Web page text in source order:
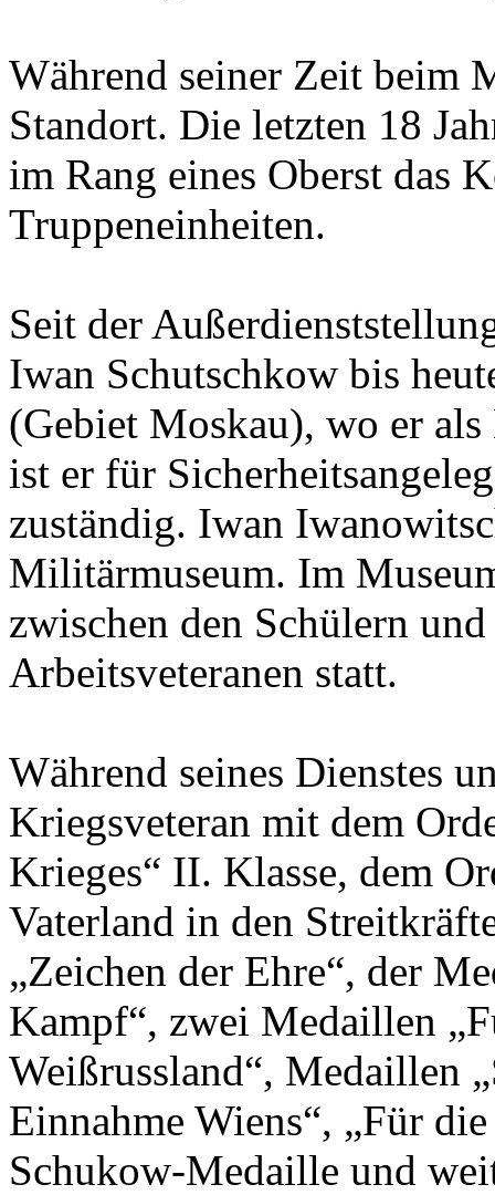
Während seiner Zeit beim
Standort. Die letzten 18
im Rang eines Oberst das
Truppeneinheiten.
Seit der
Iwan Schutschkow bis
(Gebiet Moskau), wo er
ist er für
zuständig. Iwan
Militärmuseum. Im
zwischen den Schülern
Arbeitsveteranen statt.
Während seines Dienstes
Kriegsveteran mit dem
Krieges“ II. Klasse, dem
Vaterland in den
„Zeichen der Ehre“, der
Kampf“, zwei Medaillen
Weißrussland“, Medaillen
Einnahme Wiens“, „Für
Schukow-Medaille und